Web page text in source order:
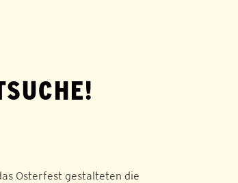
Osterfest gestalteten die